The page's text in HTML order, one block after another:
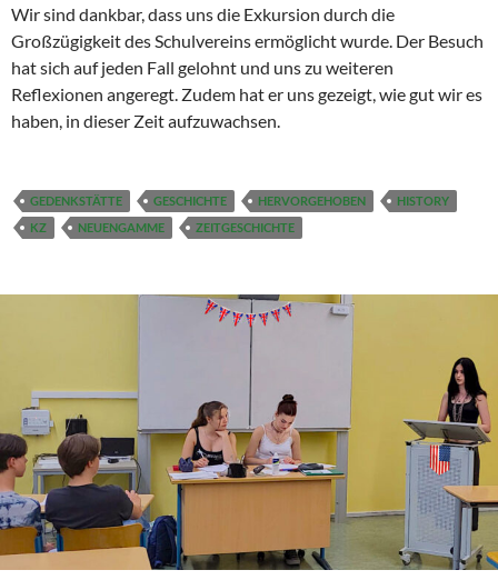
Wir sind dankbar, dass uns die Exkursion durch die
Großzügigkeit des Schulvereins ermöglicht wurde. Der Besuch
hat sich auf jeden Fall gelohnt und uns zu weiteren
Reflexionen angeregt. Zudem hat er uns gezeigt, wie gut wir es
haben, in dieser Zeit aufzuwachsen.
GEDENKSTÄTTE GESCHICHTE HERVORGEHOBEN
HISTORY
KZ
NEUENGAMME ZEITGESCHICHTE